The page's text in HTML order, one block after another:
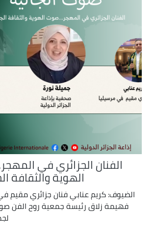
الفنان الجزائري في
الهوية والثقافة
الضيوف: كريم عنابي فنان جزائري مقيم
فهيمة زلاق رئيسة جمعية روح الفن